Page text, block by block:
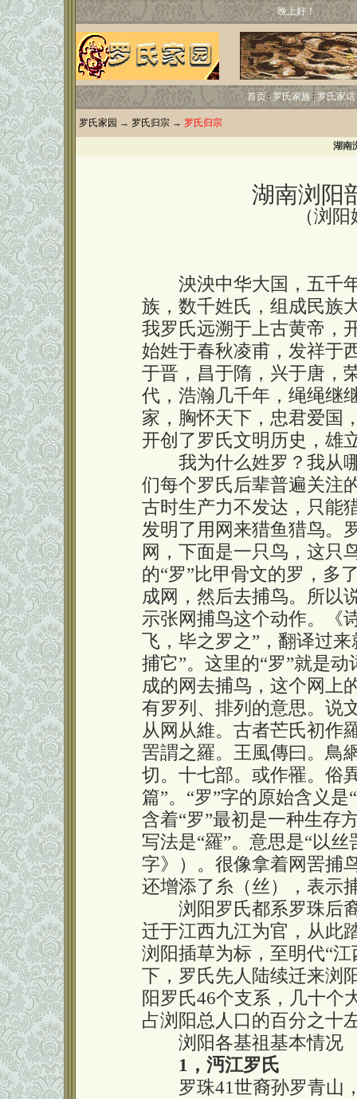
晚上好！
首页 罗氏家族 罗氏家话
罗氏家园 → 罗氏归宗 → 罗氏归宗
湖南
湖南浏阳
（浏
泱泱中华大国，五千年
族，数千姓氏，组成民族
我罗氏远溯于上古黄帝，
始姓于春秋凌甫，发祥于
于晋，昌于隋，兴于唐，
代，浩瀚几千年，绳绳继
家，胸怀天下，忠君爱国
开创了罗氏文明历史，雄
我为什么姓罗？我从哪
们每个罗氏后辈普遍关注
古时生产力不发达，只能
发明了用网来猎鱼猎鸟。
网，下面是一只鸟，这只
的“罗”比甲骨文的罗，多
成网，然后去捕鸟。所以
示张网捕鸟这个动作。《
飞，毕之罗之”，翻译过
捕它”。这里的“罗”就是
成的网去捕鸟，这个网上
有罗列、排列的意思。说
从网从維。古者芒氏初作
罟謂之羅。王風傳曰。鳥
切。十七部。或作罹。俗
篇”。“罗”字的原始含义
含着“罗”最初是一种生存
写法是“羅”。意思是“以
字》）。很像拿着网罟捕
还增添了糸（丝），表示
浏阳罗氏都系罗珠后裔
迁于江西九江为官，从此
浏阳插草为标，至明代“
下，罗氏先人陆续迁来浏
阳罗氏46个支系，几十个
占浏阳总人口的百分之十
浏阳各基祖基本情况
1，沔江罗氏
罗珠41世裔孙罗青山，